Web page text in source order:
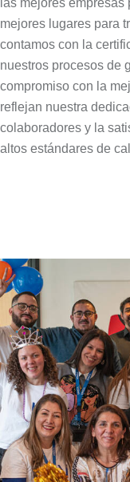
mejores lugares para
contamos con la
nuestros procesos de
compromiso con la
reflejan nuestra
colaboradores y la
altos estándares de